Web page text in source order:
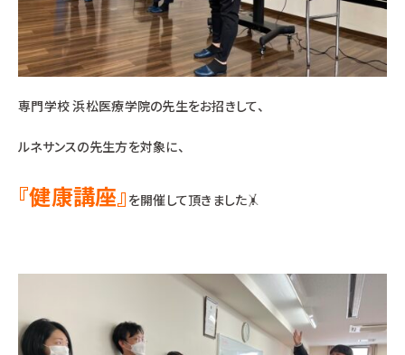
専門学校 浜松医療学院の先生をお招きして、
ルネサンスの先生方を対象に、
『健康講座』 を開催して頂きました🤸